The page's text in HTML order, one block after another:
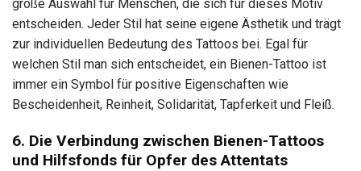
große Auswahl für Menschen, die sich für dieses Motiv
entscheiden. Jeder Stil hat seine eigene Ästhetik und trägt
zur individuellen Bedeutung des Tattoos bei. Egal für
welchen Stil man sich entscheidet, ein Bienen-Tattoo ist
immer ein Symbol für positive Eigenschaften wie
Bescheidenheit, Reinheit, Solidarität, Tapferkeit und Fleiß.
6. Die Verbindung zwischen Bienen-Tattoos
und Hilfsfonds für Opfer des Attentats